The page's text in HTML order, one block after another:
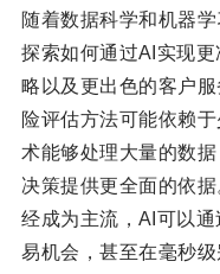
随着数据科学和机器
探索如何通过AI实现
略以及更出色的客户
险评估方法可能依赖
术能够处理大量的数
决策提供更全面的依
经成为主流，AI可以
易机会，甚至在毫秒